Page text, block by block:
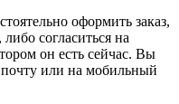
оформить заказ,
согласиться на
он есть сейчас. Вы
почту или на мобильный